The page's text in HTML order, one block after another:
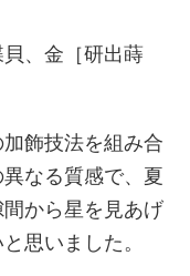
、金［研出蒔
飾技法を組み合
なる質感で、夏
から星を見あげ
思いました。